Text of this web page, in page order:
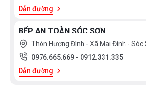
Chương trình và tính
năng
Dẫn đường
BẾP AN TOÀN SÓC SƠN
Thôn Hương Đình - Xã Mai Đình - Sóc
0976.665.669 - 0912.331.335
Dẫn đường